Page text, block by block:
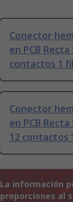
Conector
en PCB
contactos 1
Conector
en PCB
12 contactos
La información
proporciones al